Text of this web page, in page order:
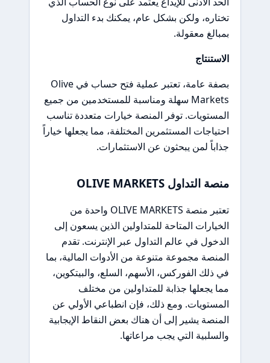
تختاره، ولكن بشكل عام، يمكنك بدء التداول
بمبالغ معقولة.
الاستنتاج
بصفة عامة، تعتبر عملية فتح حساب في Olive
Markets سهلة ومناسبة للمستخدمين من جميع
المستويات. توفر المنصة خيارات متعددة تناسب
احتياجات المستثمرين المختلفة، مما يجعلها خياراً
جذاباً لمن يبحثون عن الاستثمارات.
منصة التداول OLIVE MARKETS
تعتبر منصة OLIVE MARKETS واحدة من
الخيارات المتاحة للمتداولين الذين يسعون إلى
الدخول في عالم التداول عبر الإنترنت. تقدم
المنصة مجموعة متنوعة من الأدوات المالية، بما
في ذلك الفوركس، الأسهم، السلع، والبيتكوين،
مما يجعلها جذابة للمتداولين من مختلف
المستويات. ومع ذلك، فإن انطباعي الأولي عن
المنصة يشير إلى أن هناك بعض النقاط الإيجابية
والسلبية التي يجب مراعاتها.